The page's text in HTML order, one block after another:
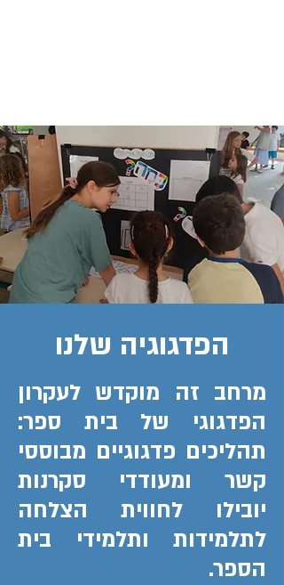
הפדגוגיה שלנו
מרחב זה מוקדש לעקרון
הפדגוגי של בית ספר:
תהליכים פדגוגיים מבוססי
קשר ומעודדי סקרנות
יובילו לחווית הצלחה
לתלמידות ותלמידי בית
הספר.